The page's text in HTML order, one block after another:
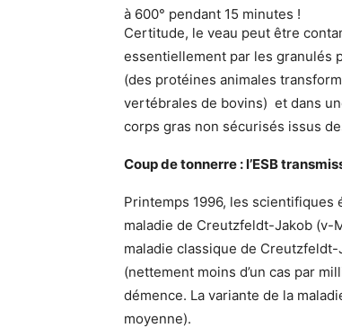
à 600° pendant 15 minutes !
Certitude, le veau peut être
essentiellement par les granulés
(des protéines animales
vertébrales de bovins) et dans
corps gras non sécurisés issus
Coup de tonnerre : l’ESB
Printemps 1996, les scientifiques
maladie de Creutzfeldt-Jakob (v-
maladie classique de
(nettement moins d’un cas par
démence. La variante de la
moyenne).